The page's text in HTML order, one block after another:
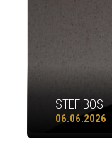
STEF BOS
06.06.2026